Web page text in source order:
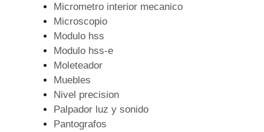
Micrometro interior mecanico
Microscopio
Modulo hss
Modulo hss-e
Moleteador
Muebles
Nivel precision
Palpador luz y sonido
Pantografos